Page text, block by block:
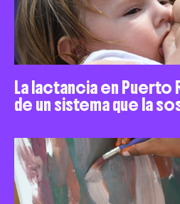
La lactancia en Puerto
de un sistema que la